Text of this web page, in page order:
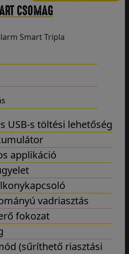
CSOMAG
USB-s töltési lehetőség
applikáció
vadriasztás
fokozat
(sűríthető riasztási